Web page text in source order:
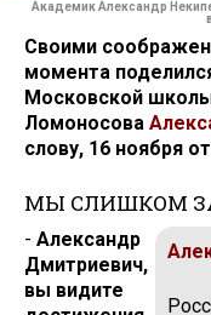
Академик Александр
Своими
момента
Московской
Ломоносова
слову, 16 ноября
МЫ СЛИШКОМ
- Александр
Дмитриевич,
вы ви­дите